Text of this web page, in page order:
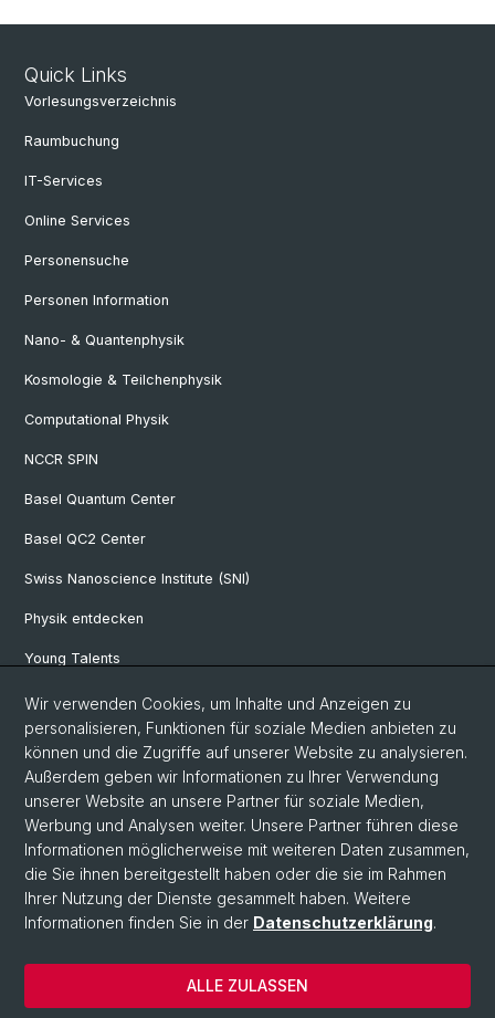
Quick Links
Vorlesungsverzeichnis
Raumbuchung
IT-Services
Online Services
Personensuche
Personen Information
Nano- & Quantenphysik
Kosmologie & Teilchenphysik
Computational Physik
NCCR SPIN
Basel Quantum Center
Basel QC2 Center
Swiss Nanoscience Institute (SNI)
Physik entdecken
Young Talents
Studieninteressierte
SNF & ERC Candidates
Physik Bibliothek
Documents & Leaflets
© Universität Basel
Datenschutzerklärung
Naturwissenschaftliche Fakultät
Wir verwenden Cookies, um Inhalte und Anzeigen zu
personalisieren, Funktionen für soziale Medien anbieten zu
können und die Zugriffe auf unserer Website zu analysieren.
Außerdem geben wir Informationen zu Ihrer Verwendung
unserer Website an unsere Partner für soziale Medien,
Werbung und Analysen weiter. Unsere Partner führen diese
Informationen möglicherweise mit weiteren Daten zusammen,
die Sie ihnen bereitgestellt haben oder die sie im Rahmen
Ihrer Nutzung der Dienste gesammelt haben. Weitere
Informationen finden Sie in der Datenschutzerklärung.
ALLE ZULASSEN